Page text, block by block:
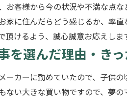
お客様から今の状況や不満な点
家に住んだらどう感じるか、率直
頂けるよう、誠心誠意お応えしま
を選んだ理由・き
ーカーに勤めていたので、子供
ない大きな買い物ですので、夢